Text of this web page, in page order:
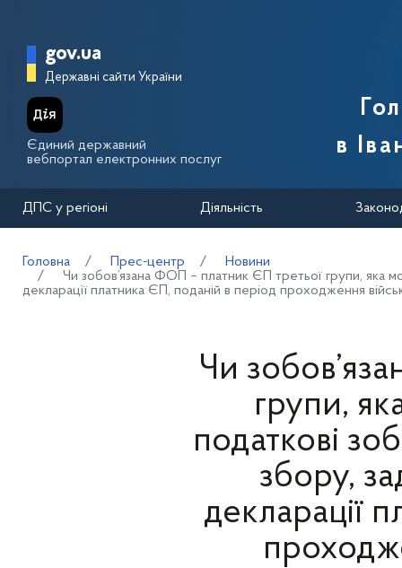
Головна сторінка Державної
gov.ua
Державні сайти України
Єдиний державний
вебпортал електронних послуг
в
ДПС у регіоні Діяльність
Головна Прес-центр
Новини
Чи зобов’язана ФОП – платник ЄП третьої групи, яка
декларації платника ЄП, поданій в період проходження
Чи
групи,
податкові
збору,
декларації